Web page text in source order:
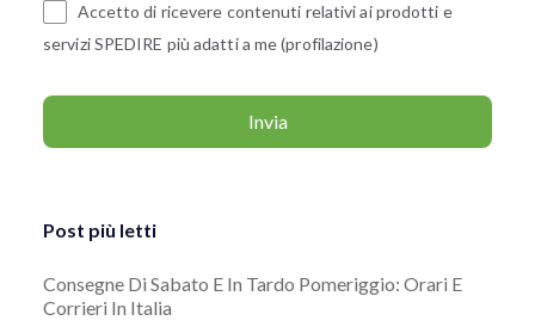
Accetto di ricevere contenuti relativi ai prodotti e
servizi SPEDIRE più adatti a me (profilazione)
Post più letti
Consegne Di Sabato E In Tardo Pomeriggio: Orari E
Corrieri In Italia